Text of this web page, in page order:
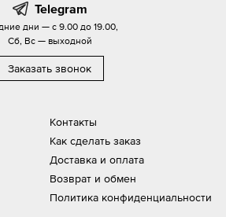
Контакты
Как сделать заказ
Доставка и оплата
Возврат и обмен
Политика конфиденциальности
Telegram
дни — с 9.00 до 19.00,
Сб, Вс — выходной
Заказать звонок